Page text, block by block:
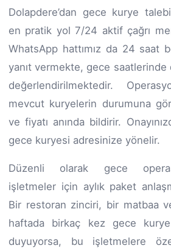
Dolapdere’dan gece kurye
en pratik yol 7/24 aktif çağrı
WhatsApp hattımız da 24 saat
yanıt vermekte, gece saatlerinde
değerlendirilmektedir.
mevcut kuryelerin durumuna
ve fiyatı anında bildirir.
gece kuryesi adresinize yönelir.
Düzenli olarak gece
işletmeler için aylık paket
Bir restoran zinciri, bir matbaa
haftada birkaç kez gece
duyuyorsa, bu işletmelere